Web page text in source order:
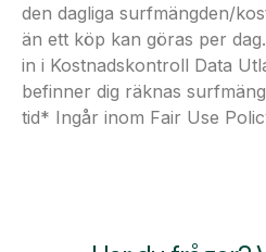
den dagliga surfmängden/
än ett köp kan göras per
in i Kostnadskontroll Data
befinner dig räknas
tid* Ingår inom Fair Use